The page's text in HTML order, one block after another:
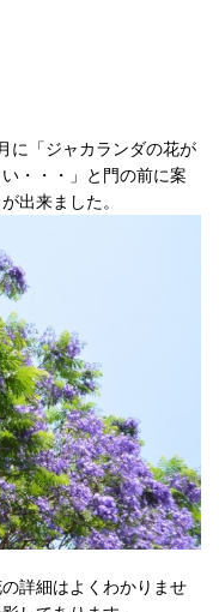
に「ジャカランダの花が
・・・」と門の前に案
出来ました。
詳細はよくわかりませ